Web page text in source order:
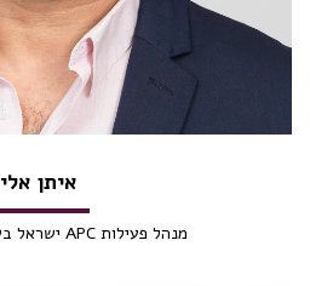
איתן אלי
מנהל פעילות APC ישראל בשניידר אלקטריק